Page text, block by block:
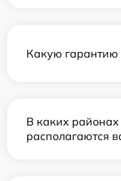
Какую гарантию
В каких
располагаются